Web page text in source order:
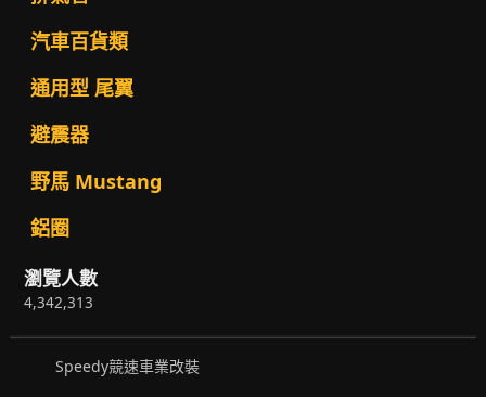
汽車百貨類
通用型 尾翼
避震器
野馬 Mustang
鋁圈
瀏覽人數
4,342,313
Speedy競速車業改裝